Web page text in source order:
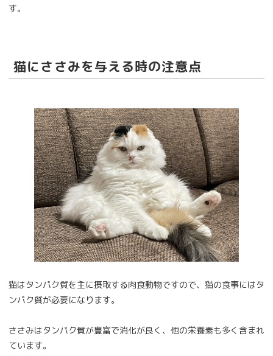
す。
猫にささみを与える時の注意点
猫はタンパク質を主に摂取する肉食動物ですので、猫の食事にはタ
ンパク質が必要になります。
ささみはタンパク質が豊富で消化が良く、他の栄養素も多く含まれ
ています。